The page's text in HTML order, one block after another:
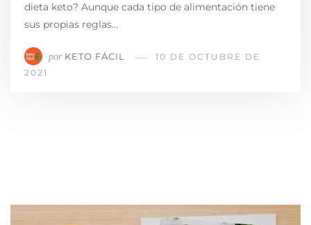
dieta keto? Aunque cada tipo de alimentación tiene
sus propias reglas…
por KETO FÁCIL
10 DE OCTUBRE DE
2021